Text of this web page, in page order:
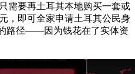
需要再土耳其本地购买一套或
，即可全家申请土耳其公民身
路径——因为钱花在了实体资